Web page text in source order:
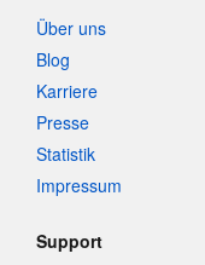
Über uns
Blog
Karriere
Presse
Statistik
Impressum
Support